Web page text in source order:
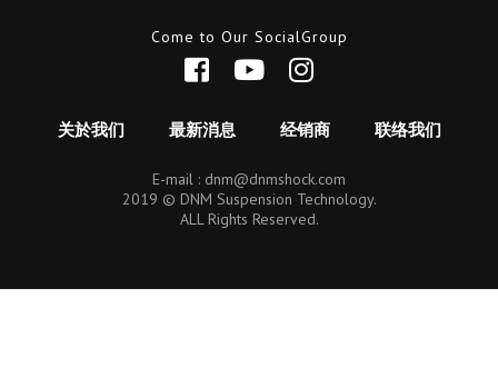
Come to Our SocialGroup
关於我们 最新消息 经销商 联络我们
E-mail : dnm@dnmshock.com
2019 © DNM Suspension Technology.
ALL Rights Reserved.